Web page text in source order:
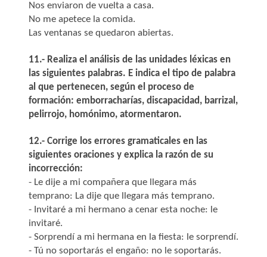
Nos enviaron de vuelta a casa.
No me apetece la comida.
Las ventanas se quedaron abiertas.
11.- Realiza el análisis de las unidades léxicas en
las siguientes palabras. E indica el tipo de palabra
al que pertenecen, según el proceso de
formación: emborracharías, discapacidad, barrizal,
pelirrojo, homónimo, atormentaron.
12.- Corrige los errores gramaticales en las
siguientes oraciones y explica la razón de su
incorrección:
- Le dije a mi compañera que llegara más
temprano: La dije que llegara más temprano.
- Invitaré a mi hermano a cenar esta noche: le
invitaré.
- Sorprendí a mi hermana en la fiesta: le sorprendí.
- Tú no soportarás el engaño: no le soportarás.